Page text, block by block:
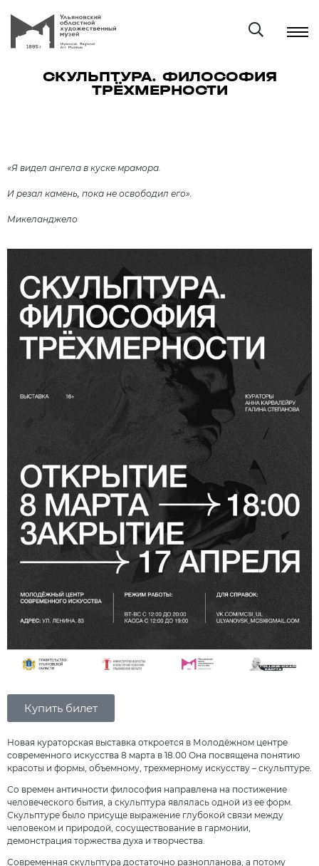
СКУЛЬПТУРА. ФИЛОСОФИЯ
ТРЁХМЕРНОСТИ
«Я видел ангела в куске мрамора.
И резал камень, пока не освободил его».
Микеланджело
Купить билет
Новая кураторская выставка откроется в Молодёжном центре
современного искусства 8 марта в 18.00 Она посвящена понятию
красоты и формы, объемному, трехмерному искусству – скульптуре.
Со времен античности философия направлена на постижение
человеческого бытия, а скульптура являлась одной из ее форм.
Скульптуре было присуще выражение глубокой связи между
человеком и природой, сосуществование в гармонии,
демонстрация торжества духа и творчества.
Современная скульптура достаточно разнопланова, а потому